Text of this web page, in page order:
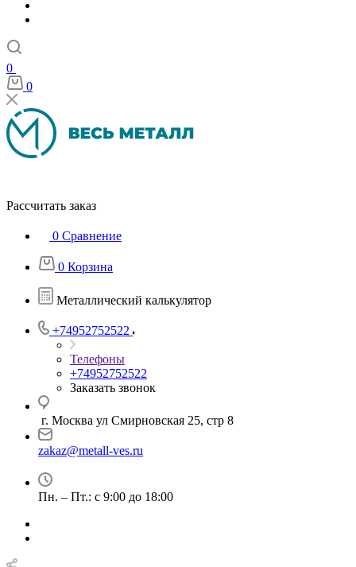
0
0
Рассчитать заказ
0 Сравнение
0 Корзина
Металлический калькулятор
+74952752522
Телефоны
+74952752522
Заказать звонок
г. Москва ул Смирновская 25, стр 8
zakaz@metall-ves.ru
Пн. – Пт.: с 9:00 до 18:00